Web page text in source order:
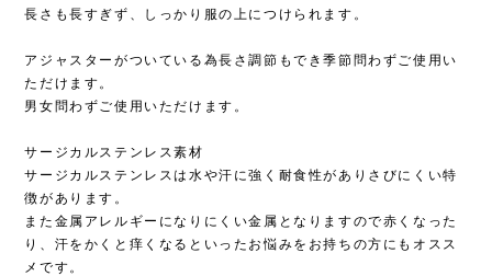
長さも長すぎず、しっかり服の上につけられます。
アジャスターがついている為長さ調節もでき季節問わずご使用い
ただけます。
男女問わずご使用いただけます。
サージカルステンレス素材
サージカルステンレスは水や汗に強く耐食性がありさびにくい特
徴があります。
また金属アレルギーになりにくい金属となりますので赤くなった
り、汗をかくと痒くなるといったお悩みをお持ちの方にもオスス
メです。